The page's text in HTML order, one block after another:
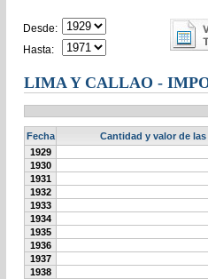
Desde:
Hasta:
LIMA Y CALLAO -
Fecha
Cantidad y valor de
1929
1930
1931
1932
1933
1934
1935
1936
1937
1938